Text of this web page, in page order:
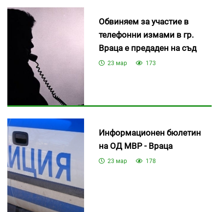
Обвиняем за участие в
телефонни измами в гр.
Враца е предаден на съд
23 мар 173
Информационен бюлетин
на ОД МВР - Враца
23 мар 178